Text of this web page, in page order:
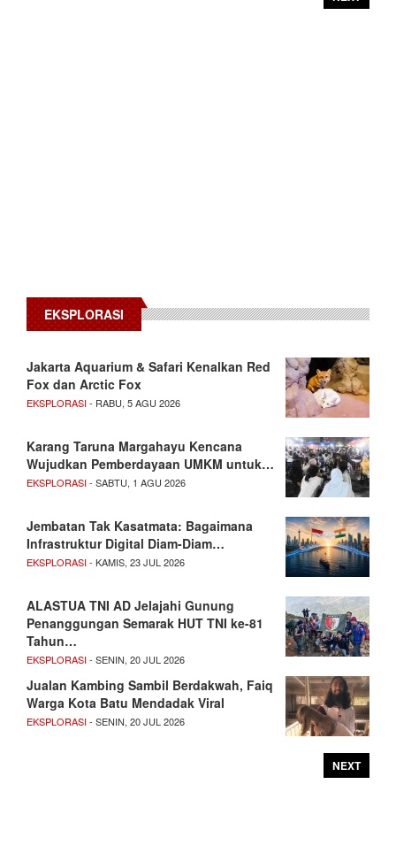
EKSPLORASI
Jakarta Aquarium & Safari Kenalkan Red
Fox dan Arctic Fox
EKSPLORASI- RABU, 5 AGU 2026
Karang Taruna Margahayu Kencana
Wujudkan Pemberdayaan UMKM untuk…
EKSPLORASI- SABTU, 1 AGU 2026
Jembatan Tak Kasatmata: Bagaimana
Infrastruktur Digital Diam-Diam…
EKSPLORASI- KAMIS, 23 JUL 2026
ALASTUA TNI AD Jelajahi Gunung
Penanggungan Semarak HUT TNI ke-81
Tahun…
EKSPLORASI- SENIN, 20 JUL 2026
Jualan Kambing Sambil Berdakwah, Faiq
Warga Kota Batu Mendadak Viral
EKSPLORASI- SENIN, 20 JUL 2026
NEXT